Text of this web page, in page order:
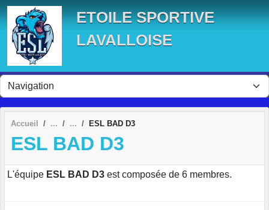
ETOILE SPORTIVE
LAVALLOISE
Accueil ESL BAD D3
ESL BAD D3
L'équipe ESL BAD D3 est composée de 6 membres.
Panneau de gestion des cookies